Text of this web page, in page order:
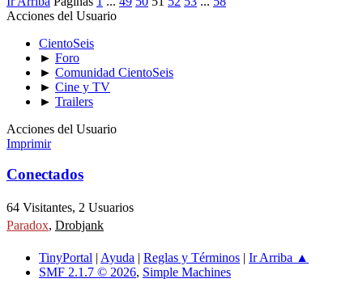
Acciones del Usuario
CientoSeis
► Foro
► Comunidad CientoSeis
► Cine y TV
► Trailers
Acciones del Usuario
Imprimir
Conectados
64 Visitantes, 2 Usuarios
Paradox, Drobjank
TinyPortal | Ayuda | Reglas y Términos | Ir Arriba ▲
SMF 2.1.7 © 2026, Simple Machines